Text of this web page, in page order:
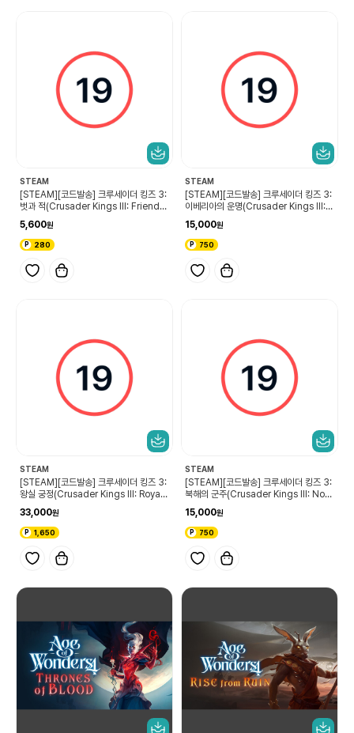
STEAM
[STEAM][코드발송] 크루세이더 킹즈 3:
벗과 적(Crusader Kings III: Friends
5,600
280
STEAM
[STEAM][코드발송] 크루세이더 킹즈 3:
이베리아의 운명(Crusader Kings III: F
15,000
750
STEAM
[STEAM][코드발송] 크루세이더 킹즈 3:
왕실 궁정(Crusader Kings III: Royal
33,000
1,650
STEAM
[STEAM][코드발송] 크루세이더 킹즈 3:
북해의 군주(Crusader Kings III: Nort
15,000
750